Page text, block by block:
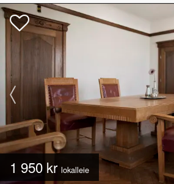
1 950 kr lokalleie